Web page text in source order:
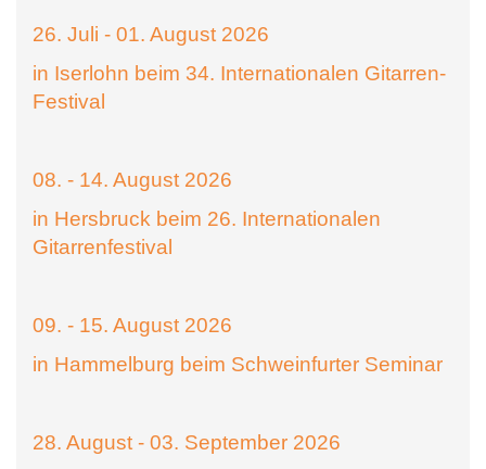
26. Juli - 01. August 2026
in Iserlohn beim 34. Internationalen Gitarren-
Festival
08. - 14. August 2026
in Hersbruck beim 26. Internationalen
Gitarrenfestival
09. - 15. August 2026
in Hammelburg beim Schweinfurter Seminar
28. August - 03. September 2026